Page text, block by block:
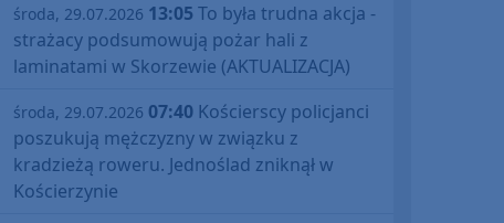
środa, 29.07.2026 13:05 To była trudna akcja -
strażacy podsumowują pożar hali z
laminatami w Skorzewie (AKTUALIZACJA)
środa, 29.07.2026 07:40 Kościerscy policjanci
poszukują mężczyzny w związku z
kradzieżą roweru. Jednoślad zniknął w
Kościerzynie